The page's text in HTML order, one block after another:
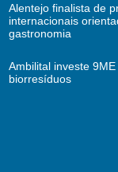
Alentejo finalista de
internacionais
gastronomia
Ambilital investe
biorresíduos